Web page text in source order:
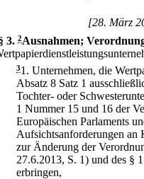
[28. März
3. 2Ausnahmen;
31. Unternehmen, die
Absatz 8 Satz 1
Tochter- oder
1 Nummer 15 und 16 der
Europäischen Parlaments
Aufsichtsanforderungen an
zur Änderung der
27.6.2013, S. 1) und des §
erbringen,